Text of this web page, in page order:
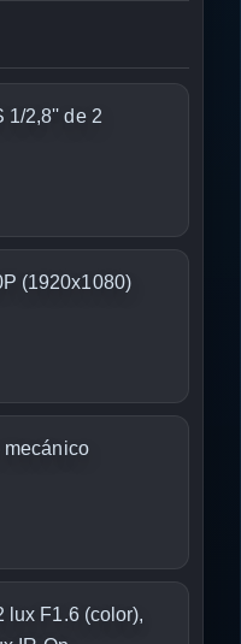
1/2,8'' de 2
(1920x1080)
mecánico
lux F1.6 (color),